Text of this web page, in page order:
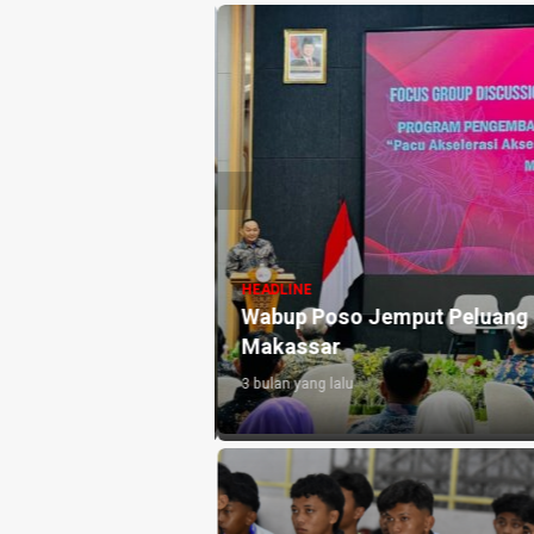
HEADLINE
Wabup Poso Jemput
Makassar
3 bulan yang lalu